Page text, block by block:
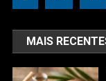
MAIS